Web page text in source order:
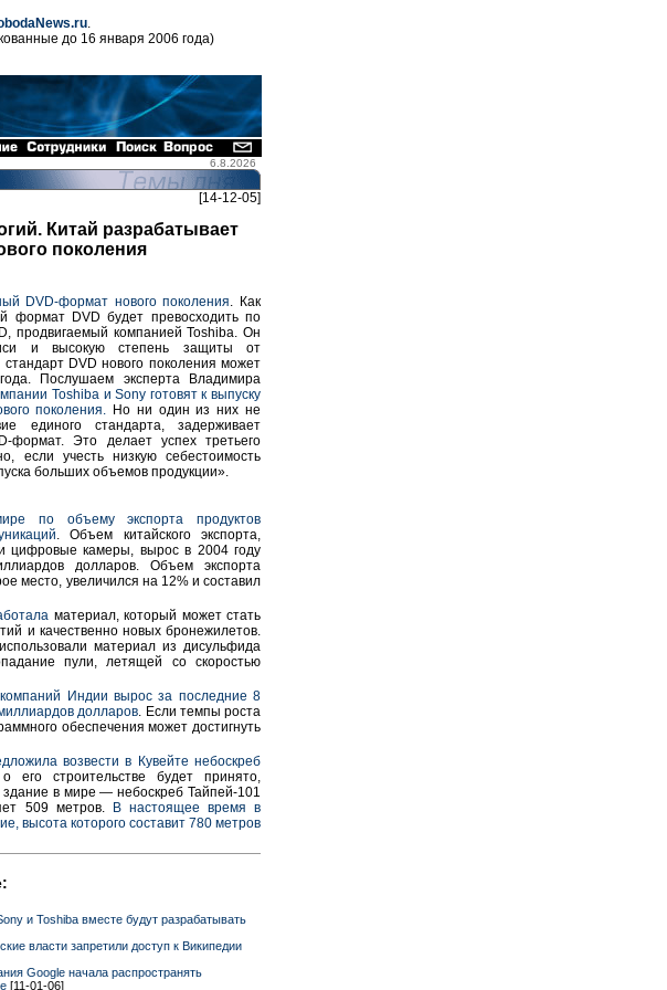
.
до 16 января 2006 года)
6.8.2026
[14-12-05]
Китай разрабатывает
поколения
DVD-формат нового поколения
. Как
формат DVD будет превосходить по
продвигаемый компанией Toshiba. Он
и высокую степень защиты от
DVD нового поколения может
Послушаем эксперта Владимира
Toshiba и Sony готовят к выпуску
поколения.
Но ни один из них не
единого стандарта, задерживает
формат. Это делает успех третьего
если учесть низкую себестоимость
больших объемов продукции».
по объему экспорта продуктов
. Объем китайского экспорта,
цифровые камеры, вырос в 2004 году
долларов. Объем экспорта
место, увеличился на 12% и составил
материал, который может стать
и качественно новых бронежилетов.
материал из дисульфида
пули, летящей со скоростью
Индии вырос за последние 8
долларов . Если темпы роста
обеспечения может достигнуть
возвести в Кувейте небоскреб
строительстве будет принято,
в мире — небоскреб Тайпей-101
509 метров. В настоящее время в
высота которого составит 780 метров
и Toshiba вместе будут разрабатывать
власти запретили доступ к Википедии
Google начала распространять
[11-01-06]